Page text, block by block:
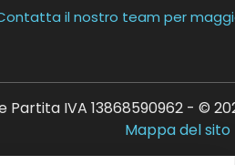
il nostro team per
IVA 13868590962 - ©
Mappa del sito